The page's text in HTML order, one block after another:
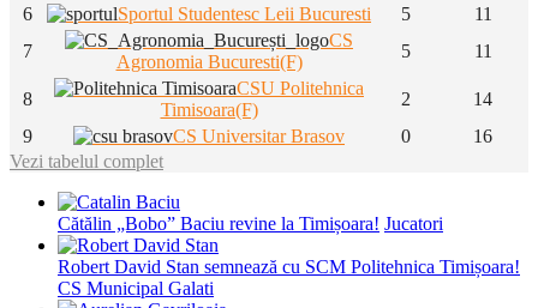
6
Sportul Studentesc Leii Bucuresti 5
11
7
CS
Agronomia Bucuresti(F)
5 11
8
CSU Politehnica
Timisoara(F)
2
14
9
CS Universitar Brasov 0
16
Vezi tabelul complet
Cătălin „Bobo” Baciu revine la Timișoara! Jucatori
Robert David Stan semnează cu SCM Politehnica Timișoara!
CS Municipal Galati